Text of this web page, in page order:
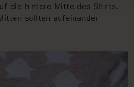
die hintere Mitte des Shirts.
sollten aufeinander